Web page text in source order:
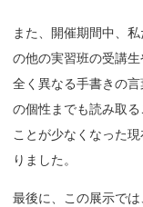
また、開催期間中、
の他の実習班の受講
全く異なる手書きの
の個性までも読み取
ことが少なくなった
りました。
最後に、この展示で